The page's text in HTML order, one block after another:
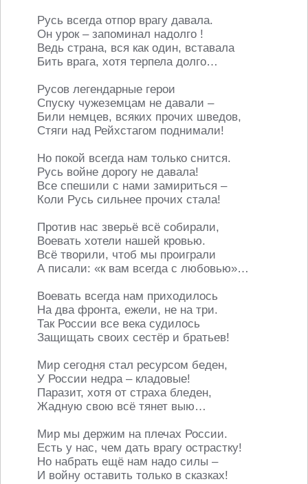
Русь всегда отпор врагу давала.
Он урок – запоминал надолго !
Ведь страна, вся как один, вставала
Бить врага, хотя терпела долго…
Русов легендарные герои
Спуску чужеземцам не давали –
Били немцев, всяких прочих шведов,
Стяги над Рейхстагом поднимали!
Но покой всегда нам только снится.
Русь войне дорогу не давала!
Все спешили с нами замириться –
Коли Русь сильнее прочих стала!
Против нас зверьё всё собирали,
Воевать хотели нашей кровью.
Всё творили, чтоб мы проиграли
А писали: «к вам всегда с любовью»…
Воевать всегда нам приходилось
На два фронта, ежели, не на три.
Так России все века судилось
Защищать своих сестёр и братьев!
Мир сегодня стал ресурсом беден,
У России недра – кладовые!
Паразит, хотя от страха бледен,
Жадную свою всё тянет выю…
Мир мы держим на плечах России.
Есть у нас, чем дать врагу острастку!
Но набрать ещё нам надо силы –
И войну оставить только в сказках!